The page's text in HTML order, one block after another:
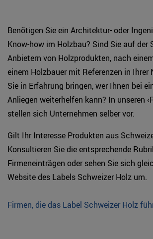
Benötigen Sie ein Architektur- oder
Know-how im Holzbau? Sind Sie auf der
Anbietern von Holzprodukten, nach
einem Holzbauer mit Referenzen in Ihrer
Sie in Erfahrung bringen, wer Ihnen bei
Anliegen weiterhelfen kann? In unseren
stellen sich Unternehmen selber vor.
Gilt Ihr Interesse Produkten aus
Konsultieren Sie die entsprechende
Firmeneinträgen oder sehen Sie sich
Website des Labels Schweizer Holz um.
Firmen, die das Label Schweizer Holz